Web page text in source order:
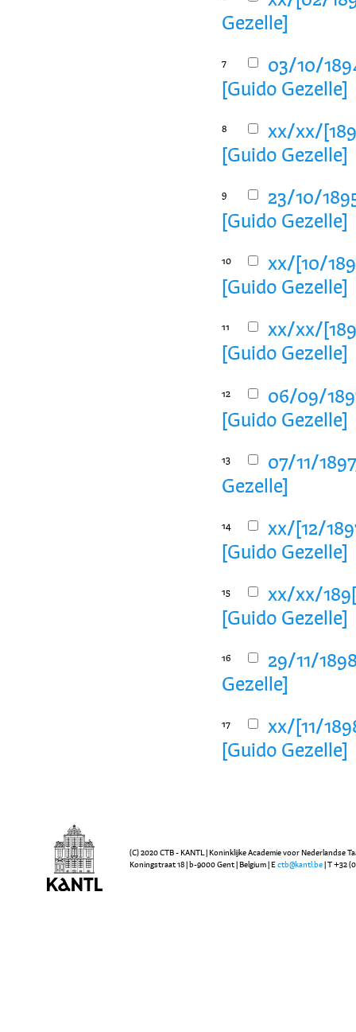
Gezelle]
7
03/10/
[Guido Gezelle]
8
xx/xx/
[Guido Gezelle]
9
23/10/
[Guido Gezelle]
10
xx/[10/
[Guido Gezelle]
11
xx/xx/
[Guido Gezelle]
12
06/09/
[Guido Gezelle]
13
07/11/
Gezelle]
14
xx/[12/
[Guido Gezelle]
15
xx/xx/
[Guido Gezelle]
16
29/11/
Gezelle]
17
xx/[11/
[Guido Gezelle]
(C) 2020 CTB - KANTL | Koninklijke Academie voor Nederlandse
Koningstraat 18 | b-9000 Gent | Belgium | E ctb@kantl.be | T +32